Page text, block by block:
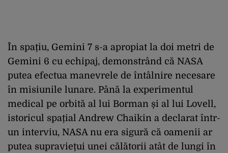
În spațiu, Gemini 7 s-a apropiat la doi metri de
Gemini 6 cu echipaj, demonstrând că NASA
putea efectua manevrele de întâlnire necesare
în misiunile lunare. Până la experimentul
medical pe orbită al lui Borman și al lui Lovell,
istoricul spațial Andrew Chaikin a declarat într-
un interviu, NASA nu era sigură că oamenii ar
putea supraviețui unei călătorii atât de lungi în